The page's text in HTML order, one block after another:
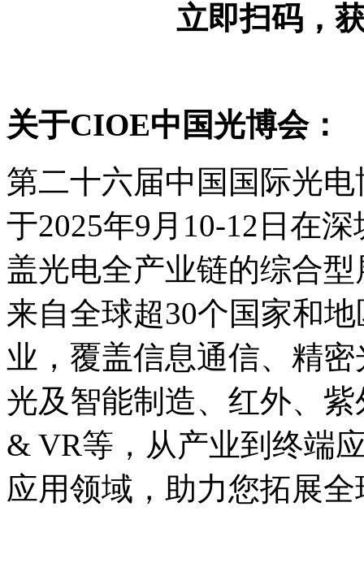
立即扫码，
关于CIOE中国光博会：
第二十六届中国国际光
于2025年9月10-12日在
盖光电全产业链的综合
来自全球超30个国家和
业，覆盖信息通信、精
光及智能制造、红外、
& VR等，从产业到终端
应用领域，助力您拓展